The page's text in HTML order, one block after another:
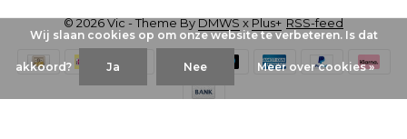
© 2026 Vic - Theme ByDMWSxPlus+ RSS-feed
Wij slaan cookies op om onze website te verbeteren. Is dat
akkoord? Ja Nee Meer over cookies »